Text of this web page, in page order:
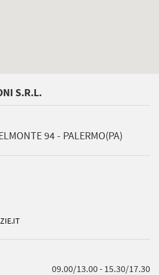
S.R.L.
94 - PALERMO(PA)
09.00/13.00 - 15.30/17.30